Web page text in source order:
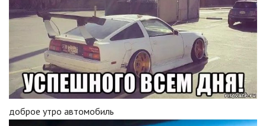
доброе утро автомобиль